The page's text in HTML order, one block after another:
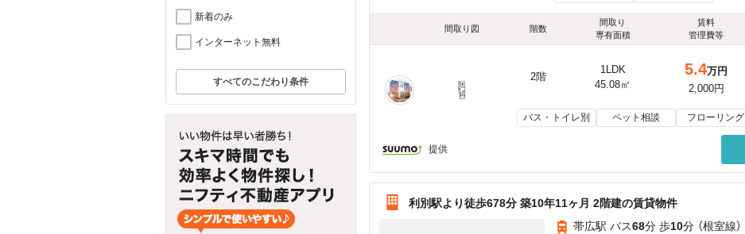
新着のみ
インターネット無料
すべてのこだわり条件
間取り図 階数
間取り
専有面積
賃料
管理費等
2階
1LDK
45.08㎡
5.4万円
2,000円
バス・トイレ別 ペット相談 フローリング
提供
利別駅より徒歩678分 築10年11ヶ月 2階建の賃貸物件
帯広駅 バス68分 歩10分 （根室線）